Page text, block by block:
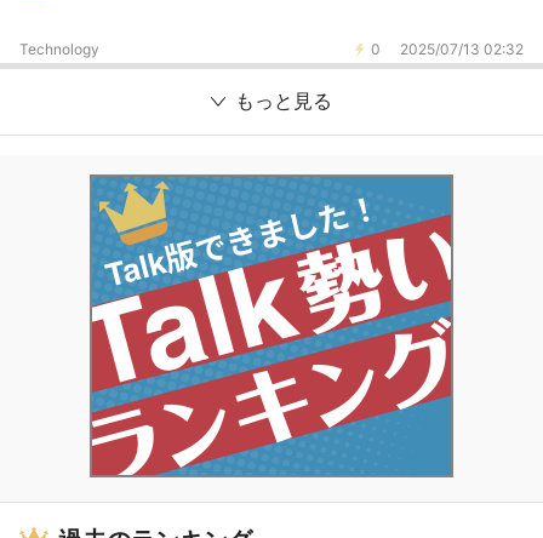
0 2025/07/13 02:32
Technology
もっと見る